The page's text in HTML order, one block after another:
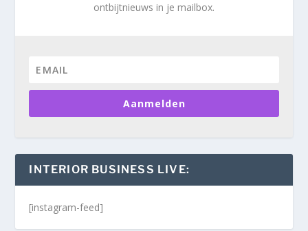
ontbijtnieuws in je mailbox.
Aanmelden
INTERIOR BUSINESS LIVE:
[instagram-feed]